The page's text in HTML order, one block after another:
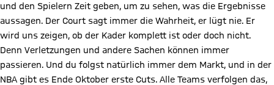
und den Spielern Zeit geben, um zu sehen, was die Ergebnisse
aussagen. Der Court sagt immer die Wahrheit, er lügt nie. Er
wird uns zeigen, ob der Kader komplett ist oder doch nicht.
Denn Verletzungen und andere Sachen können immer
passieren. Und du folgst natürlich immer dem Markt, und in der
NBA gibt es Ende Oktober erste Cuts. Alle Teams verfolgen das,